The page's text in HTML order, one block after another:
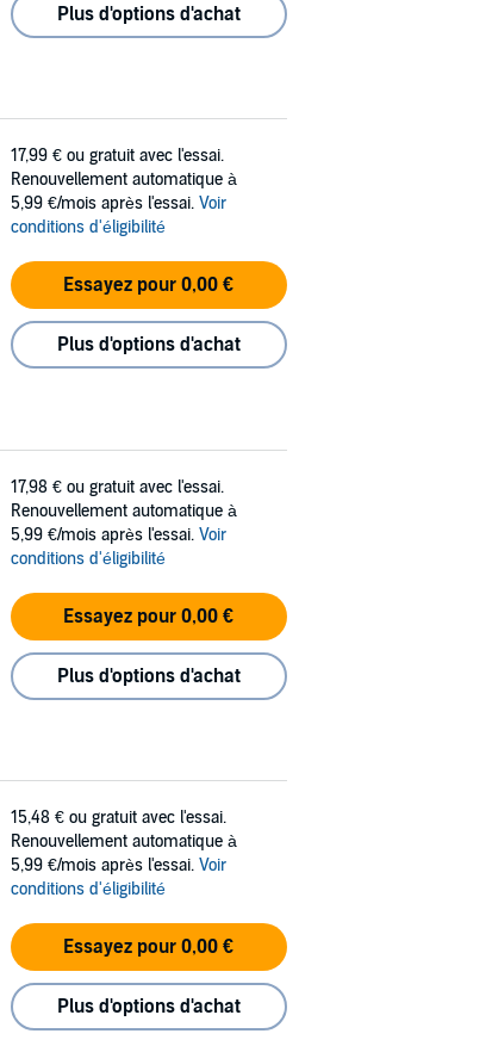
Plus d'options d'achat
17,99 € ou gratuit avec l'essai.
Renouvellement automatique à
5,99 €/mois après l'essai. Voir
conditions d'éligibilité
Essayez pour 0,00 €
Plus d'options d'achat
17,98 € ou gratuit avec l'essai.
Renouvellement automatique à
5,99 €/mois après l'essai. Voir
conditions d'éligibilité
Essayez pour 0,00 €
Plus d'options d'achat
15,48 € ou gratuit avec l'essai.
Renouvellement automatique à
5,99 €/mois après l'essai. Voir
conditions d'éligibilité
Essayez pour 0,00 €
Plus d'options d'achat